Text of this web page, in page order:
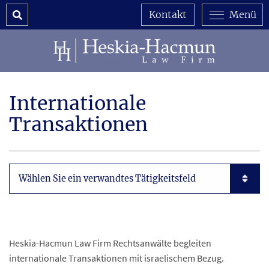
Search Menü
Kontakt
Internationale
Transaktionen
Heskia-Hacmun Law Firm Rechtsanwälte begleiten
internationale Transaktionen mit israelischem Bezug.